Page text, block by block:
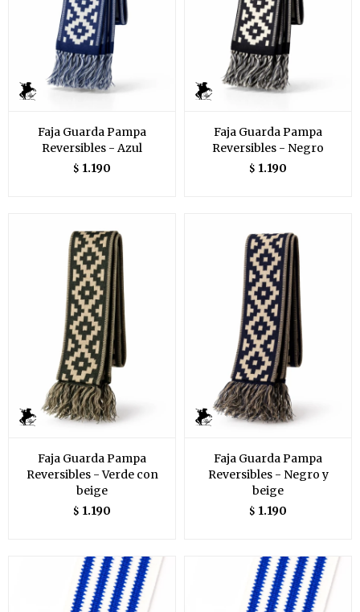
Faja Guarda Pampa
Reversibles - Azul
$ 1.190
Faja Guarda Pampa
Reversibles - Negro
$ 1.190
Faja Guarda Pampa
Reversibles - Verde con
beige
$ 1.190
Faja Guarda Pampa
Reversibles - Negro y
beige
$ 1.190